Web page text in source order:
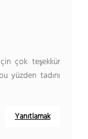
çok teşekkür
yüzden tadını
Yanıtlamak